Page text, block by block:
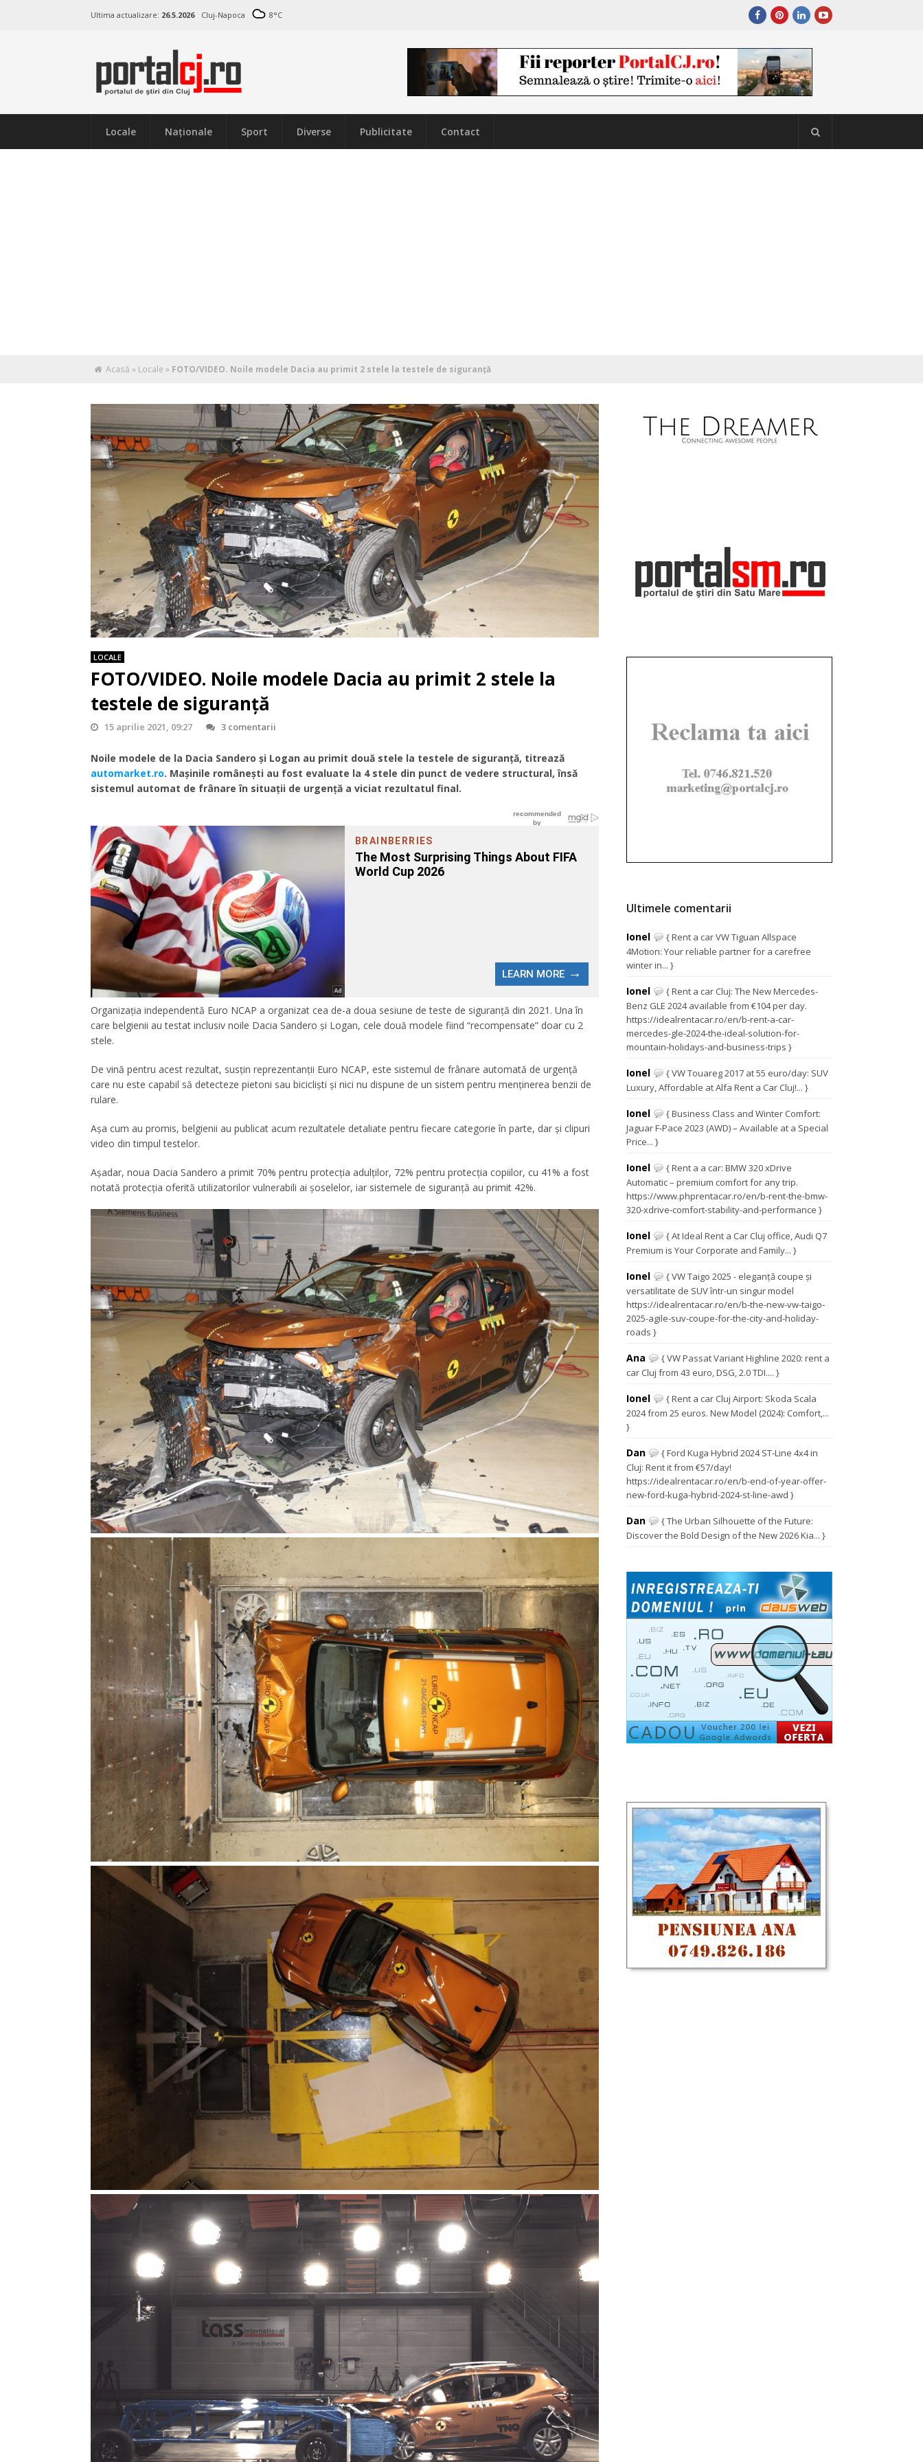
Ultima actualizare: 26.5.2026 Cluj-Napoca 8°C
Locale Naţionale Sport Diverse Publicitate Contact
Acasă » Locale » FOTO/VIDEO. Noile modele Dacia au primit 2 stele la testele de siguranță
LOCALE
FOTO/VIDEO. Noile modele Dacia au primit 2 stele la
testele de siguranță
15 aprilie 2021, 09:27 3 comentarii
Noile modele de la Dacia Sandero și Logan au primit două stele la testele de siguranță, titrează
automarket.ro. Mașinile românești au fost evaluate la 4 stele din punct de vedere structural, însă
sistemul automat de frânare în situații de urgență a viciat rezultatul final.
Organizația independentă Euro NCAP a organizat cea de-a doua sesiune de teste de siguranță din 2021. Una în
care belgienii au testat inclusiv noile Dacia Sandero și Logan, cele două modele fiind “recompensate” doar cu 2
stele.
De vină pentru acest rezultat, susțin reprezentanții Euro NCAP, este sistemul de frânare automată de urgență
care nu este capabil să detecteze pietoni sau bicicliști și nici nu dispune de un sistem pentru menținerea benzii de
rulare.
Așa cum au promis, belgienii au publicat acum rezultatele detaliate pentru fiecare categorie în parte, dar și clipuri
video din timpul testelor.
Așadar, noua Dacia Sandero a primit 70% pentru protecția adulților, 72% pentru protecția copiilor, cu 41% a fost
notată protecția oferită utilizatorilor vulnerabili ai șoselelor, iar sistemele de siguranță au primit 42%.
Ultimele comentarii
Ionel
{ Rent a car VW Tiguan Allspace
4Motion: Your reliable partner for a carefree
winter in... }
Ionel
{ Rent a car Cluj: The New Mercedes-
Benz GLE 2024 available from €104 per day.
https://idealrentacar.ro/en/b-rent-a-car-
mercedes-gle-2024-the-ideal-solution-for-
mountain-holidays-and-business-trips }
Ionel
{ VW Touareg 2017 at 55 euro/day: SUV
Luxury, Affordable at Alfa Rent a Car Cluj!... }
Ionel
{ Business Class and Winter Comfort:
Jaguar F-Pace 2023 (AWD) – Available at a Special
Price... }
Ionel
{ Rent a a car: BMW 320 xDrive
Automatic – premium comfort for any trip.
https://www.phprentacar.ro/en/b-rent-the-bmw-
320-xdrive-comfort-stability-and-performance }
Ionel
{ At Ideal Rent a Car Cluj office, Audi Q7
Premium is Your Corporate and Family... }
Ionel
{ VW Taigo 2025 - eleganță coupe și
versatilitate de SUV într-un singur model
https://idealrentacar.ro/en/b-the-new-vw-taigo-
2025-agile-suv-coupe-for-the-city-and-holiday-
roads }
Ana
{ VW Passat Variant Highline 2020: rent a
car Cluj from 43 euro, DSG, 2.0 TDI.... }
Ionel
{ Rent a car Cluj Airport: Skoda Scala
2024 from 25 euros. New Model (2024): Comfort,...
}
Dan
{ Ford Kuga Hybrid 2024 ST-Line 4x4 in
Cluj: Rent it from €57/day!
https://idealrentacar.ro/en/b-end-of-year-offer-
new-ford-kuga-hybrid-2024-st-line-awd }
Dan
{ The Urban Silhouette of the Future:
Discover the Bold Design of the New 2026 Kia... }